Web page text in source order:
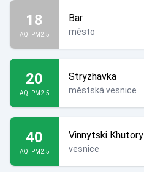
18
AQI PM2.5
Bar
město
20
AQI PM2.5
Stryzhavka
městská vesnice
40
AQI PM2.5
Vinnytski Khutory
vesnice